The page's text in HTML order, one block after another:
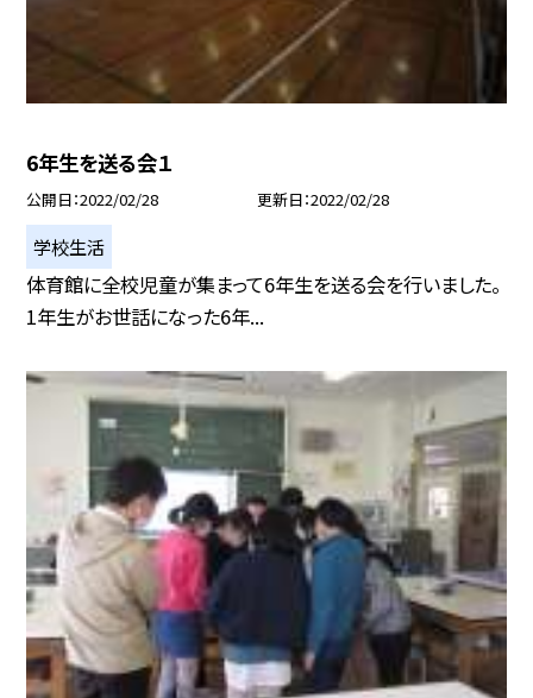
6年生を送る会１
公開日 2022/02/28 更新日 2022/02/28
学校生活
体育館に全校児童が集まって6年生を送る会を行いました。
1年生がお世話になった6年...